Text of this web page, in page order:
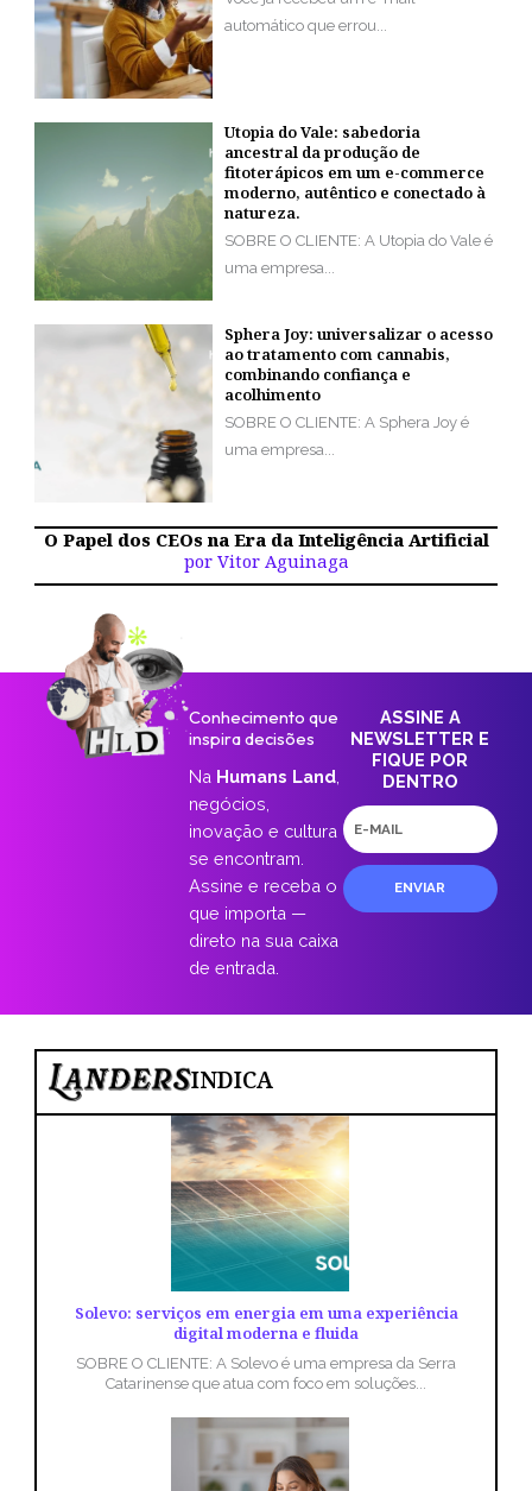
automático que errou...
Utopia do Vale: sabedoria
ancestral da produção de
fitoterápicos em um e-commerce
moderno, autêntico e conectado à
natureza.
SOBRE O CLIENTE: A Utopia do Vale é
uma empresa...
Sphera Joy: universalizar o acesso
ao tratamento com cannabis,
combinando confiança e
acolhimento
SOBRE O CLIENTE: A Sphera Joy é
uma empresa...
O Papel dos CEOs na Era da Inteligência Artificial
por Vitor Aguinaga
Conhecimento que
inspira decisões
Na Humans Land
negócios,
inovação e cultura
se encontram.
Assine e receba o
que importa —
direto na sua caixa
de entrada.
ASSINE A
NEWSLETTER E
FIQUE POR
DENTRO
E-
mail
ENVIAR
INDICA
Solevo: serviços em energia em uma experiência
digital moderna e fluida
SOBRE O CLIENTE: A Solevo é uma empresa da Serra
Catarinense que atua com foco em soluções...